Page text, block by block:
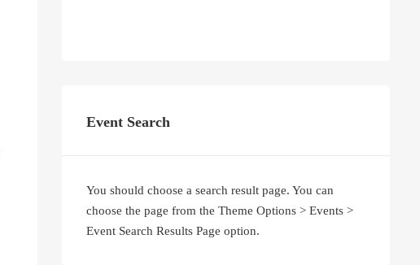
Event Search
You should choose a search result page. You can
choose the page from the Theme Options > Events >
Event Search Results Page option.